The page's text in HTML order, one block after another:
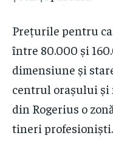
Prețurile pentru
între 80.000 și
dimensiune și
centrul orașului și
din Rogerius o
tineri profesioniști.